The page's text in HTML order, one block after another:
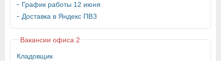
График работы 12 июня
Доставка в Яндекс ПВЗ
Вакансии офиса 2
Кладовщик